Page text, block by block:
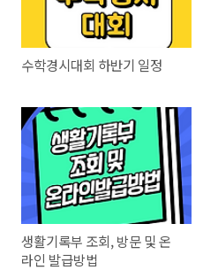
수학경시대회 하반기 일정
생활기록부 조회, 방문 및 온
라인 발급방법